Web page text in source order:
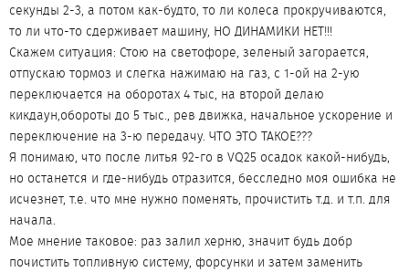
секунды 2-3, а потом как-будто, то ли колеса прокручиваются,
то ли что-то сдерживает машину, НО ДИНАМИКИ НЕТ!!!
Скажем ситуация: Стою на светофоре, зеленый загорается,
отпускаю тормоз и слегка нажимаю на газ, с 1-ой на 2-ую
переключается на оборотах 4 тыс, на второй делаю
кикдаун,обороты до 5 тыс., рев движка, начальное ускорение и
переключение на 3-ю передачу. ЧТО ЭТО ТАКОЕ???
Я понимаю, что после литья 92-го в VQ25 осадок какой-нибудь,
но останется и где-нибудь отразится, бесследно моя ошибка не
исчезнет, т.е. что мне нужно поменять, прочистить т.д. и т.п. для
начала.
Мое мнение таковое: раз залил херню, значит будь добр
почистить топливную систему, форсунки и затем заменить